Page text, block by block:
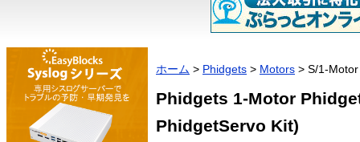
ホーム > Phidgets > Motors > S/1-
Phidgets 1-Motor
PhidgetServo Kit)